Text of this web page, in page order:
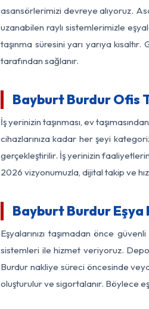
asansörlerimizi devreye alıyoruz.
uzanabilen raylı sistemlerimizle
taşınma süresini yarı yarıya
tarafından sağlanır.
Bayburt Burdur Ofis
İş yerinizin taşınması, ev
cihazlarınıza kadar her şeyi
gerçekleştirilir. İş yerinizin
2026 vizyonumuzla, dijital takip ve
Bayburt Burdur
Eşyalarınızı taşımadan önce
sistemleri ile hizmet veriyoruz.
Burdur nakliye süreci öncesinde
oluşturulur ve sigortalanır. Böylece